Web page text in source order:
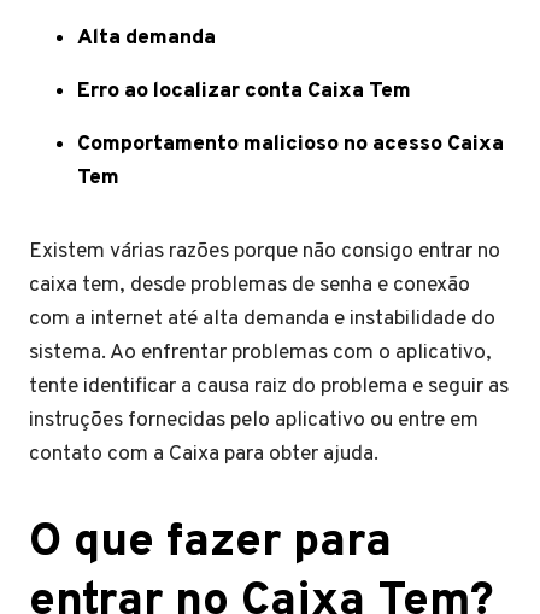
Alta demanda
Erro ao localizar conta Caixa Tem
Comportamento malicioso no acesso Caixa
Tem
Existem várias razões porque não consigo entrar no
caixa tem, desde problemas de senha e conexão
com a internet até alta demanda e instabilidade do
sistema. Ao enfrentar problemas com o aplicativo,
tente identificar a causa raiz do problema e seguir as
instruções fornecidas pelo aplicativo ou entre em
contato com a Caixa para obter ajuda.
O que fazer para